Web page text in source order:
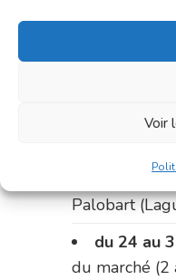
Voir
Palobart
du 17 au
Carnus (rue
Le 20
du 20 au
Palobart
du 24 au
du marché